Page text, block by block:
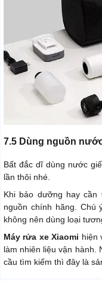
7.5 Dùng nguồn
Bất đắc dĩ dùng nước
lần thôi nhé.
Khi bảo dưỡng hay cần
nguồn chính hãng. Chú
không nên dùng loại
Máy rửa xe Xiaomi hiện
làm nhiên liệu vận hành.
cầu tìm kiếm thì đây là